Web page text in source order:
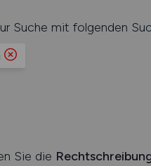
Suche mit folgenden
Sie die